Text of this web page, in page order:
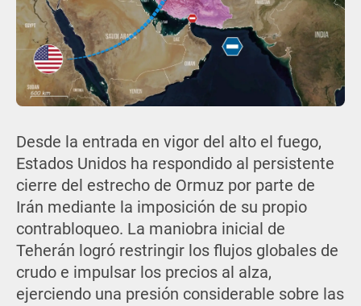
Desde la entrada en vigor del alto el fuego,
Estados Unidos ha respondido al persistente
cierre del estrecho de Ormuz por parte de
Irán mediante la imposición de su propio
contrabloqueo. La maniobra inicial de
Teherán logró restringir los flujos globales de
crudo e impulsar los precios al alza,
ejerciendo una presión considerable sobre las